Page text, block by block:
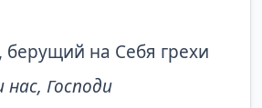
на Себя грехи
Господи